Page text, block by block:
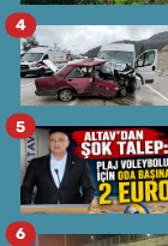
4
5
6